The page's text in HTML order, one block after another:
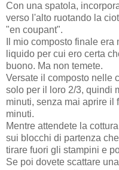
Con una spatola,
verso l'alto ruotando la
"en coupant".
Il mio composto finale
liquido per cui ero certa
buono. Ma non temete.
Versate il composto nelle
solo per il loro 2/3, quindi
minuti, senza mai aprire il
minuti.
Mentre attendete la
sui blocchi di partenza
tirare fuori gli stampini e
Se poi dovete scattare